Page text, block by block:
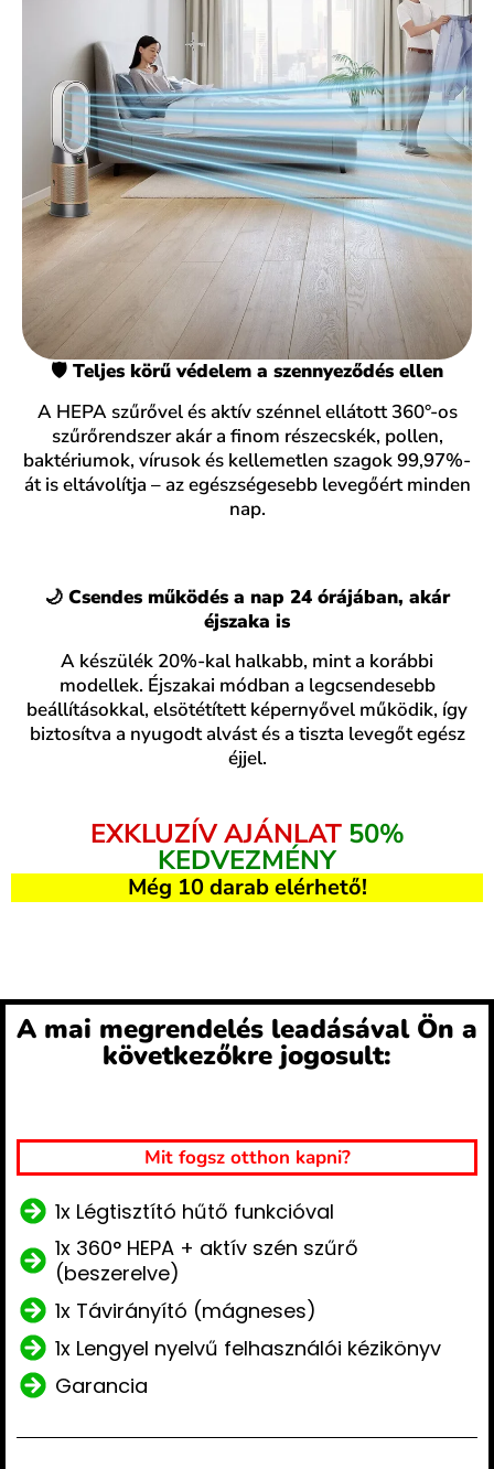
🛡️ Teljes körű védelem a szennyeződés ellen
A HEPA szűrővel és aktív szénnel ellátott 360°-os
szűrőrendszer akár a finom részecskék, pollen,
baktériumok, vírusok és kellemetlen szagok 99,97%-
át is eltávolítja – az egészségesebb levegőért minden
nap.
🌙 Csendes működés a nap 24 órájában, akár
éjszaka is
A készülék 20%-kal halkabb, mint a korábbi
modellek. Éjszakai módban a legcsendesebb
beállításokkal, elsötétített képernyővel működik, így
biztosítva a nyugodt alvást és a tiszta levegőt egész
éjjel.
EXKLUZÍV AJÁNLAT 50%
KEDVEZMÉNY
Még 10 darab elérhető!
A mai megrendelés leadásával Ön a
következőkre jogosult:
Mit fogsz otthon kapni?
1x Légtisztító hűtő funkcióval
1x 360° HEPA + aktív szén szűrő
(beszerelve)
1x Távirányító (mágneses)
1x Lengyel nyelvű felhasználói kézikönyv
Garancia